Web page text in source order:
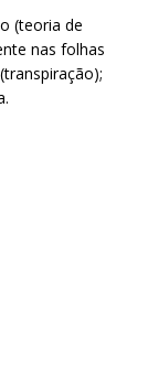
(teoria de
nas folhas